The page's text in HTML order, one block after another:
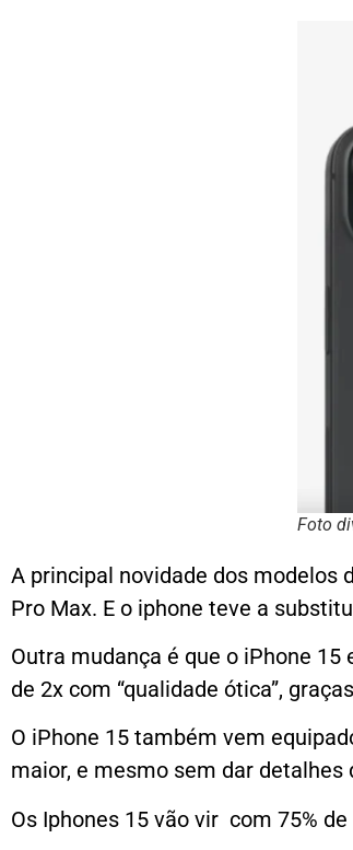
Foto
A principal novidade dos modelos
Pro Max. E o iphone teve a
Outra mudança é que o iPhone
de 2x com “qualidade ótica”,
O iPhone 15 também vem
maior, e mesmo sem dar detalhes
Os Iphones 15 vão vir com 75%